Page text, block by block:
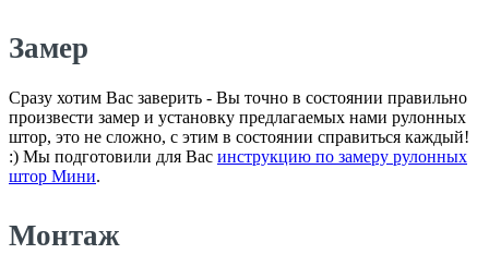
Замер
Сразу хотим Вас заверить - Вы точно в состоянии правильно
произвести замер и установку предлагаемых нами рулонных
штор, это не сложно, с этим в состоянии справиться каждый!
:) Мы подготовили для Вас инструкцию по замеру рулонных
штор Мини.
Монтаж